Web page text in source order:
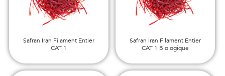
Safran Iran Filament Entier
CAT 1
Safran Iran Filament Entier
CAT 1 Biologique